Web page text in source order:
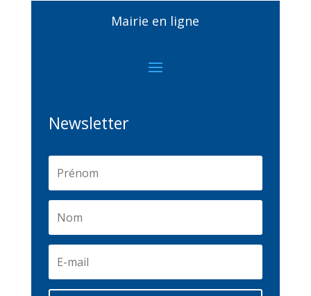
Mairie en ligne
Newsletter